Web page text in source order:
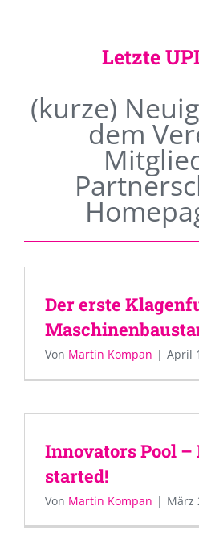
Letzte
(kurze)
dem
Der erste
Von Martin Kompan | April
Innovators Pool –
started!
Von Martin Kompan | März